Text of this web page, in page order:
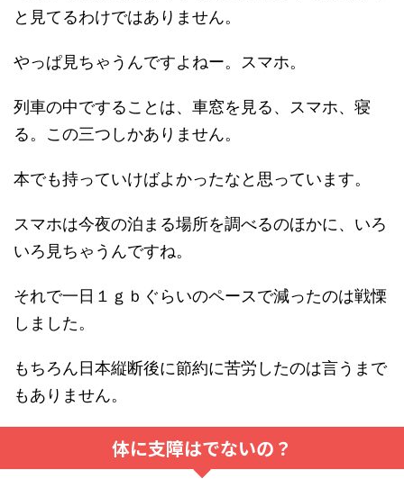
と見てるわけではありません。
やっぱ見ちゃうんですよねー。スマホ。
列車の中ですることは、車窓を見る、スマホ、寝
る。この三つしかありません。
本でも持っていけばよかったなと思っています。
スマホは今夜の泊まる場所を調べるのほかに、いろ
いろ見ちゃうんですね。
それで一日１ｇｂぐらいのペースで減ったのは戦慄
しました。
もちろん日本縦断後に節約に苦労したのは言うまで
もありません。
体に支障はでないの？